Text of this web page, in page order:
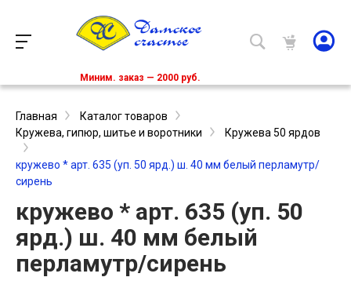
Миним. заказ — 2000 руб.
Главная
Каталог товаров
Кружева, гипюр, шитье и воротники
Кружева 50 ярдов
кружево * арт. 635 (уп. 50 ярд.) ш. 40 мм белый перламутр/
сирень
кружево * арт. 635 (уп. 50
ярд.) ш. 40 мм белый
перламутр/сирень